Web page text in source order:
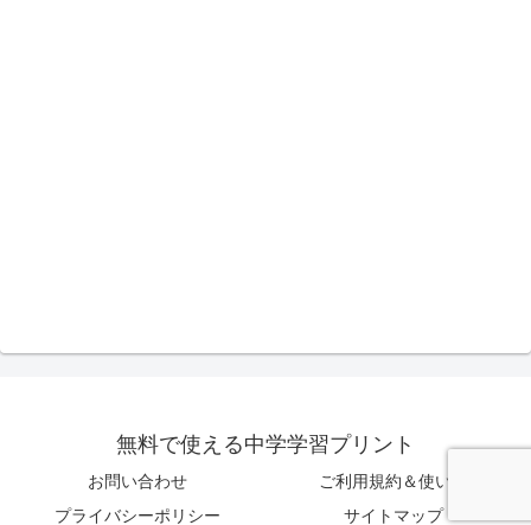
無料で使える中学学習プリント
お問い合わせ
ご利用規約＆使い方
プライバシーポリシー
サイトマップ